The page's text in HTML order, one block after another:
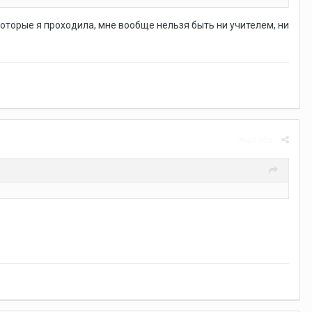
я проходила, мне вообще нельзя быть ни учителем, ни